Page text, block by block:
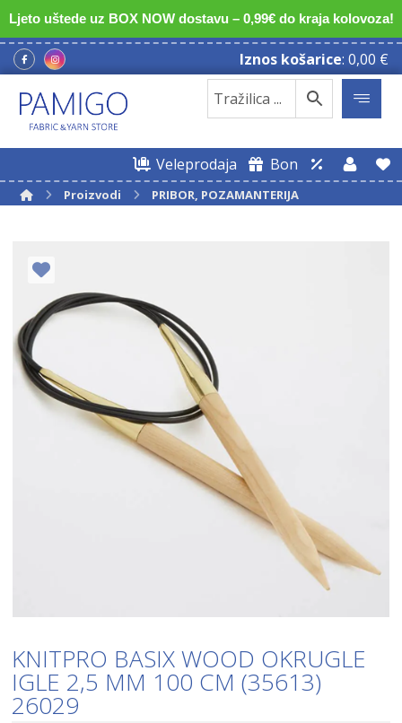
Ljeto uštede uz BOX NOW dostavu – 0,99€ do kraja kolovoza!
Iznos košarice: 0,00 €
Veleprodaja Bon
Proizvodi PRIBOR, POZAMANTERIJA
KNITPRO BASIX WOOD OKRUGLE
IGLE 2,5 MM 100 CM (35613)
26029